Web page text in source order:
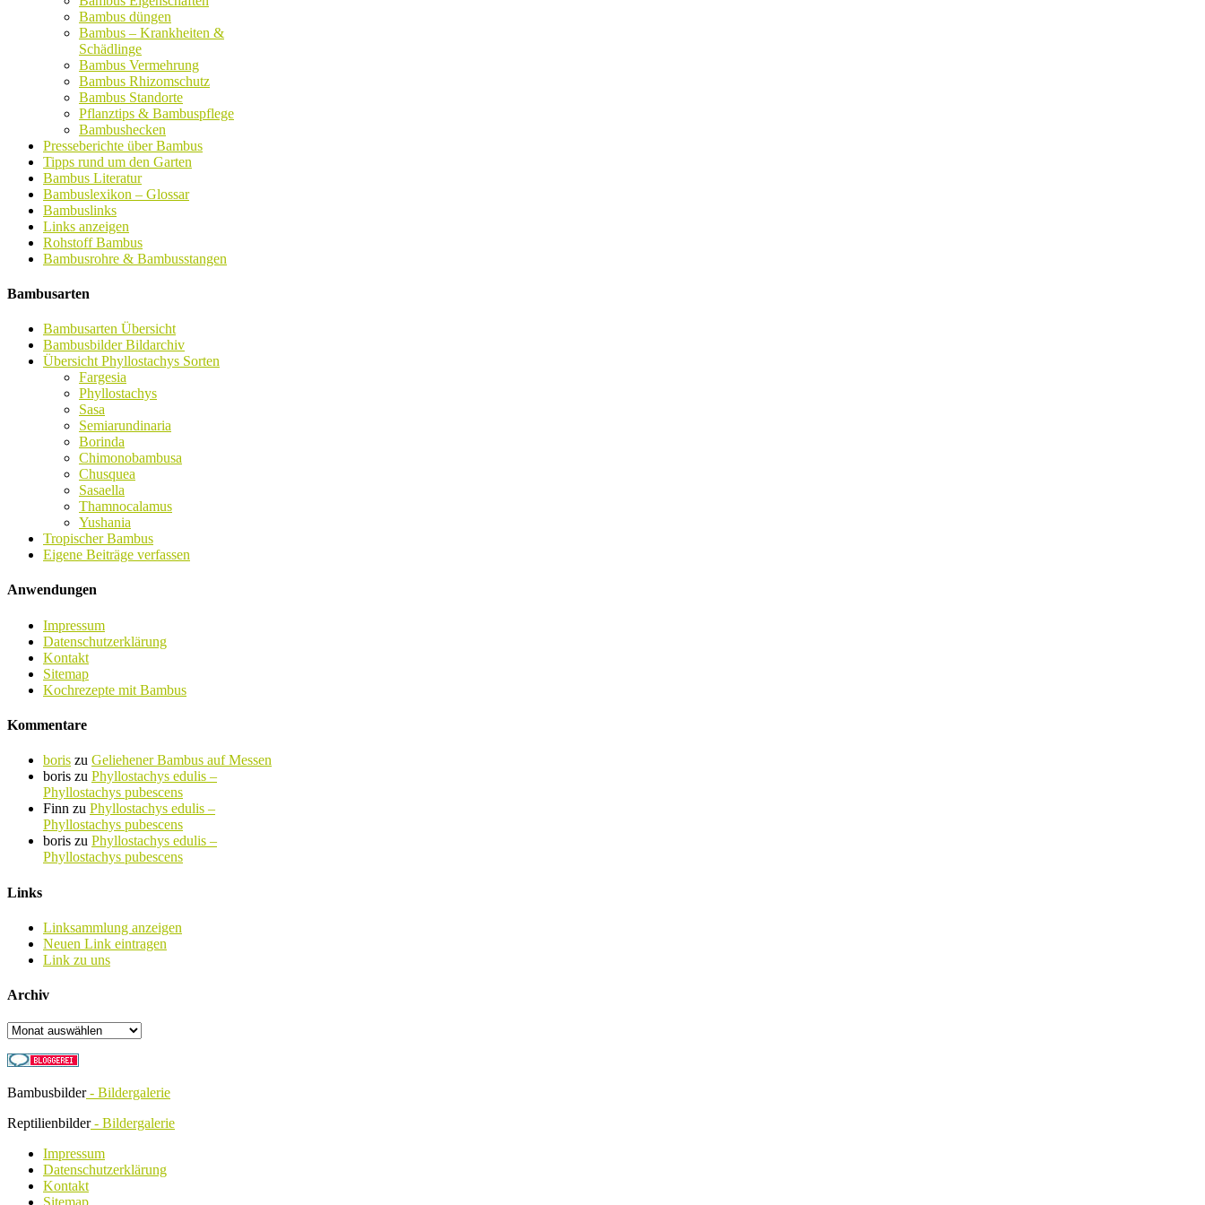
Bambus düngen
Bambus – Krankheiten &
Schädlinge
Bambus Vermehrung
Bambus Rhizomschutz
Bambus Standorte
Pflanztips & Bambuspflege
Bambushecken
Presseberichte über Bambus
Tipps rund um den Garten
Bambus Literatur
Bambuslexikon – Glossar
Bambuslinks
Links anzeigen
Rohstoff Bambus
Bambusrohre & Bambusstangen
Bambusarten
Bambusarten Übersicht
Bambusbilder Bildarchiv
Übersicht Phyllostachys Sorten
Fargesia
Phyllostachys
Sasa
Semiarundinaria
Borinda
Chimonobambusa
Chusquea
Sasaella
Thamnocalamus
Yushania
Tropischer Bambus
Eigene Beiträge verfassen
Anwendungen
Impressum
Datenschutzerklärung
Kontakt
Sitemap
Kochrezepte mit Bambus
Kommentare
boris zu Geliehener Bambus auf Messen
boris zu Phyllostachys edulis –
Phyllostachys pubescens
Finn zu Phyllostachys edulis –
Phyllostachys pubescens
boris zu Phyllostachys edulis –
Phyllostachys pubescens
Links
Linksammlung anzeigen
Neuen Link eintragen
Link zu uns
Archiv
Archiv
Bambusbilder- Bildergalerie
Reptilienbilder- Bildergalerie
Impressum
Datenschutzerklärung
Kontakt